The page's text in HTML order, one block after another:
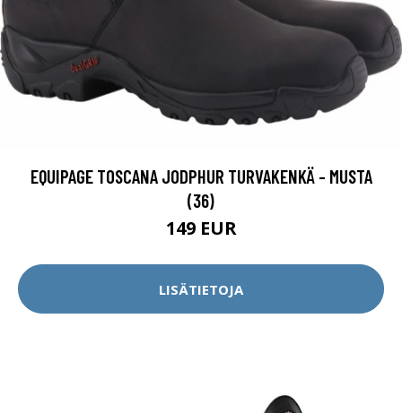
EQUIPAGE TOSCANA JODPHUR TURVAKENKÄ - MUSTA
(36)
149 EUR
LISÄTIETOJA